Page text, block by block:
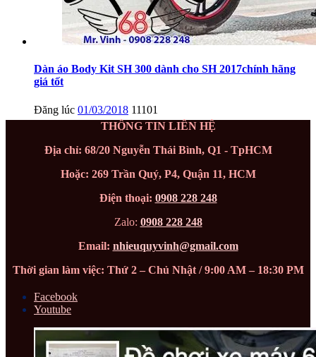
Dàn áo Body Kit SH 300 dành cho SH 2017chính hãng
giá tốt
Đăng lúc 01/03/2018 11101
THÔNG TIN LIÊN HỆ
Địa chỉ: 68/20 Nguyễn Thái Bình, Q1 - TpHCM
Hoặc: 269 Trần Quý, P4, Quận 11, HCM
Điện thoại: 0908 228 248
Zalo: 0908 228 248
Email: nhieuquyvinh@gmail.com
Thời gian làm việc: Thứ 2 – Chủ Nhật / 9:00 AM – 18:30 PM
Facebook
Youtube